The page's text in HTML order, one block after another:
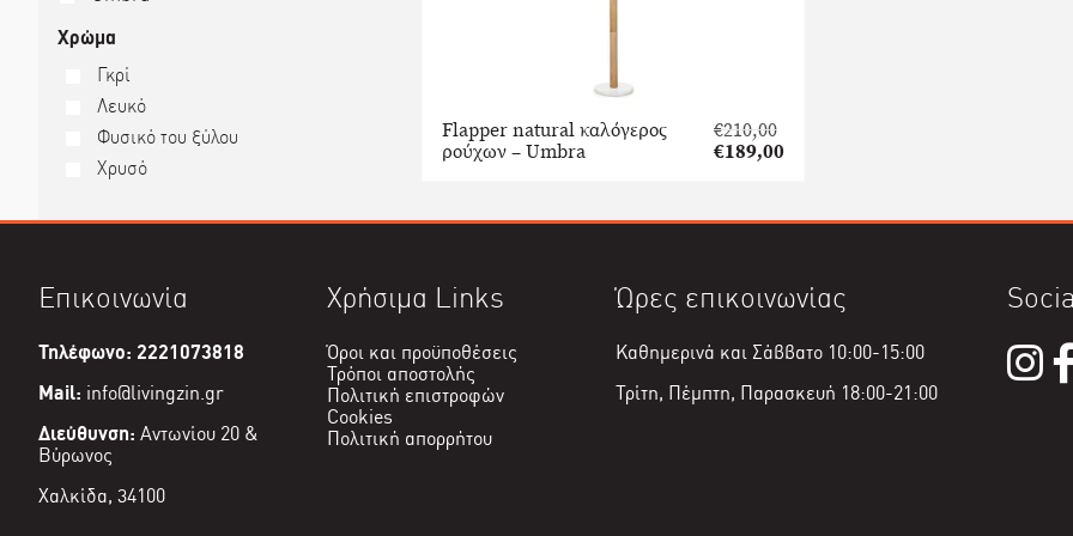
Χρώμα
Γκρί
Λευκό
Φυσικό του ξύλου
Χρυσό
Flapper natural καλόγερος
ρούχων – Umbra
€210,00
Original
€210,00.
€189,00
τιμή
Επικοινωνία
Τηλέφωνο: 2221073818
Mail: info@livingzin.gr
Διεύθυνση: Αντωνίου 20 &
Βύρωνος
Χαλκίδα, 34100
Χρήσιμα Links
Όροι και προϋποθέσεις
Τρόποι αποστολής
Πολιτική επιστροφών
Cookies
Πολιτική απορρήτου
Ώρες επικοινωνίας
Καθημερινά και Σάββατο 10:00-15:00
Τρίτη, Πέμπτη, Παρασκευή 18:00-21:00